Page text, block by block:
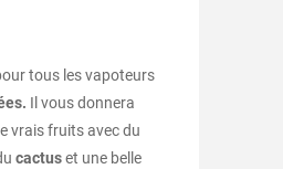
tous les vapoteurs
Il vous donnera
vrais fruits avec du
cactuset une belle